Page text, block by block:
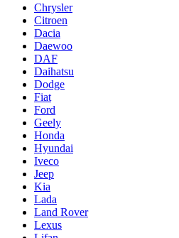
Chrysler
Citroen
Dacia
Daewoo
DAF
Daihatsu
Dodge
Fiat
Ford
Geely
Honda
Hyundai
Iveco
Jeep
Kia
Lada
Land Rover
Lexus